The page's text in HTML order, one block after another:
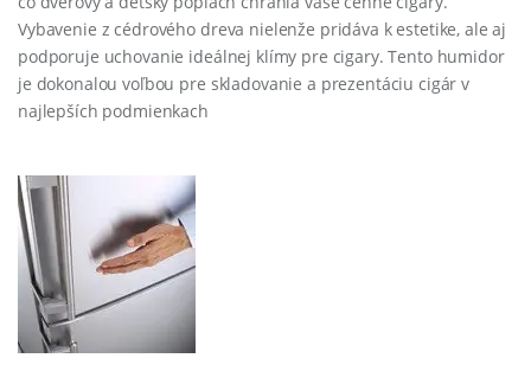
Vybavenie z cédrového dreva nielenže pridáva k estetike, ale aj
podporuje uchovanie ideálnej klímy pre cigary. Tento humidor
je dokonalou voľbou pre skladovanie a prezentáciu cigár v
najlepších podmienkach